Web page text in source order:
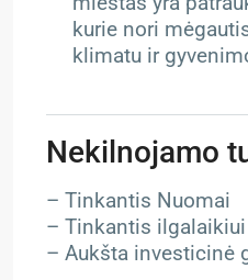
kurie nori
klimatu ir
Nekilnojamo
– Tinkantis Nuomai
– Tinkantis
– Aukšta investicinė